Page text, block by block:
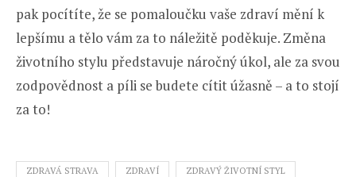
pak pocítíte, že se pomaloučku vaše zdraví mění k
lepšímu a tělo vám za to náležitě poděkuje. Změna
životního stylu představuje náročný úkol, ale za svou
zodpovědnost a píli se budete cítit úžasně – a to stojí
za to!
ZDRAVÁ STRAVA ZDRAVÍ ZDRAVÝ ŽIVOTNÍ STYL